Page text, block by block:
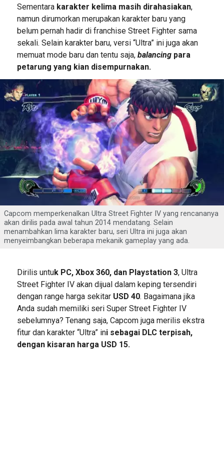
Sementara karakter kelima masih dirahasiakan,
namun dirumorkan merupakan karakter baru yang
belum pernah hadir di franchise Street Fighter sama
sekali. Selain karakter baru, versi “Ultra” ini juga akan
memuat mode baru dan tentu saja, balancing para
petarung yang kian disempurnakan.
Capcom memperkenalkan Ultra Street Fighter IV yang rencananya
akan dirilis pada awal tahun 2014 mendatang. Selain
menambahkan lima karakter baru, seri Ultra ini juga akan
menyeimbangkan beberapa mekanik gameplay yang ada.
Dirilis untuk PC, Xbox 360, dan Playstation 3, Ultra
Street Fighter IV akan dijual dalam keping tersendiri
dengan range harga sekitarUSD 40. Bagaimana jika
Anda sudah memiliki seri Super Street Fighter IV
sebelumnya? Tenang saja, Capcom juga merilis ekstra
fitur dan karakter “Ultra” ini sebagai DLC terpisah,
dengan kisaran harga USD 15.